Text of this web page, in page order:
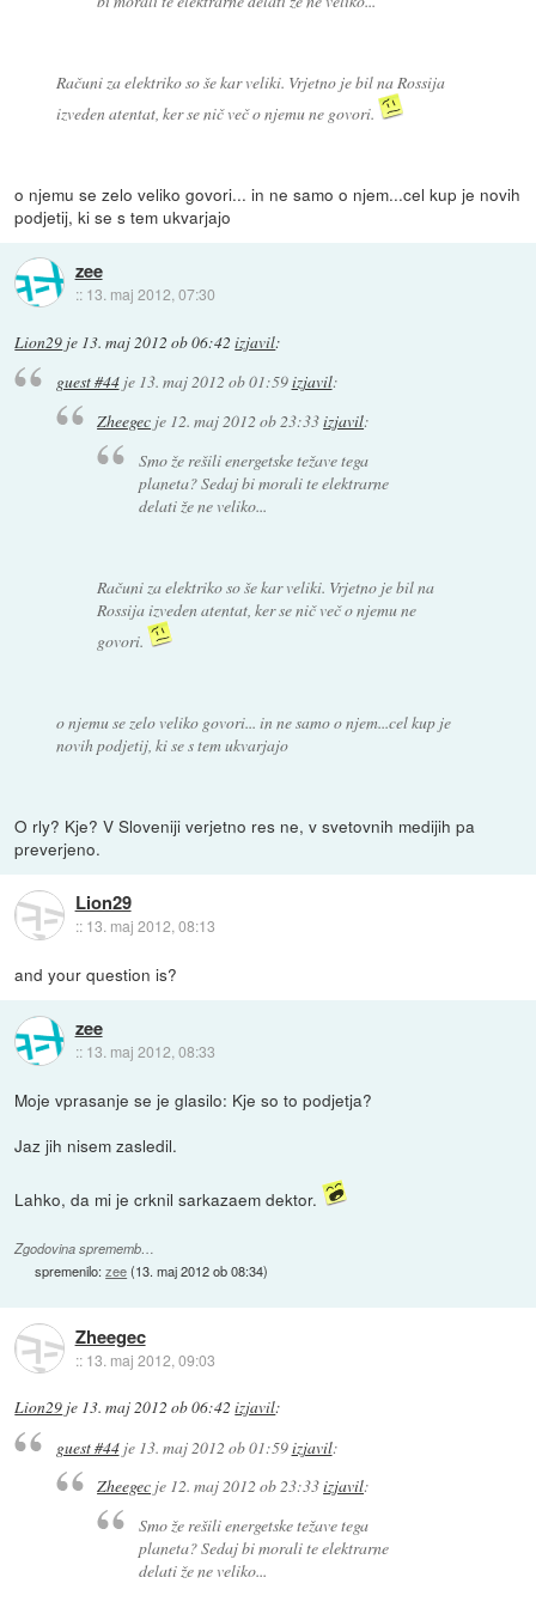
Računi za elektriko so še kar veliki. Vrjetno je bil na Rossija
izveden atentat, ker se nič več o njemu ne govori.
o njemu se zelo veliko govori... in ne samo o njem...cel kup je novih
podjetij, ki se s tem ukvarjajo
zee
:: 13. maj 2012, 07:30
Lion29 je 13. maj 2012 ob 06:42 izjavil:
guest #44je 13. maj 2012 ob 01:59izjavil:
Zheegec je 12. maj 2012 ob 23:33izjavil:
Smo že rešili energetske težave tega
planeta? Sedaj bi morali te elektrarne
delati že ne veliko...
Računi za elektriko so še kar veliki. Vrjetno je bil na
Rossija izveden atentat, ker se nič več o njemu ne
govori.
o njemu se zelo veliko govori... in ne samo o njem...cel kup je
novih podjetij, ki se s tem ukvarjajo
O rly? Kje? V Sloveniji verjetno res ne, v svetovnih medijih pa
preverjeno.
Lion29
:: 13. maj 2012, 08:13
and your question is?
zee
:: 13. maj 2012, 08:33
Moje vprasanje se je glasilo: Kje so to podjetja?
Jaz jih nisem zasledil.
Lahko, da mi je crknil sarkazaem dektor.
Zgodovina sprememb…
spremenilo:zee(13. maj 2012 ob 08:34)
Zheegec
:: 13. maj 2012, 09:03
Lion29 je 13. maj 2012 ob 06:42 izjavil:
guest #44je 13. maj 2012 ob 01:59izjavil:
Zheegec je 12. maj 2012 ob 23:33izjavil:
Smo že rešili energetske težave tega
planeta? Sedaj bi morali te elektrarne
delati že ne veliko...